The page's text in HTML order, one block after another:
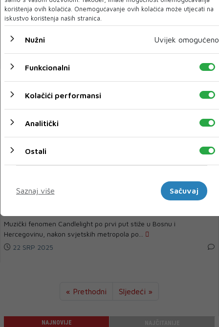
Najavljeni “Dani dijaspore Travnik 2025”: Severina
pozvala na najbolju ljetnu zabavu u BiH
najavljeno četvrto izdanje kultu...
22 SRP 2025
Svjetski muzički fenomen Candlelight prvi put u Bosni i
Muzički fenomen Candlelight po prvi put stiže u Bosnu i
Hercegovinu, nakon svjetskih metropola po...
22 SRP 2025
« Prethodni Sljedeći »
NAJNOVIJE
korištenja ovih kolačića. Onemogućavanje ovih kolačića može utjecati na
iskustvo korištenja naših stranica.
Nužni Uvijek omogućeno
Funkcionalni
Kolačići performansi
Analitički
Ostali
Saznaj više
Sačuvaj